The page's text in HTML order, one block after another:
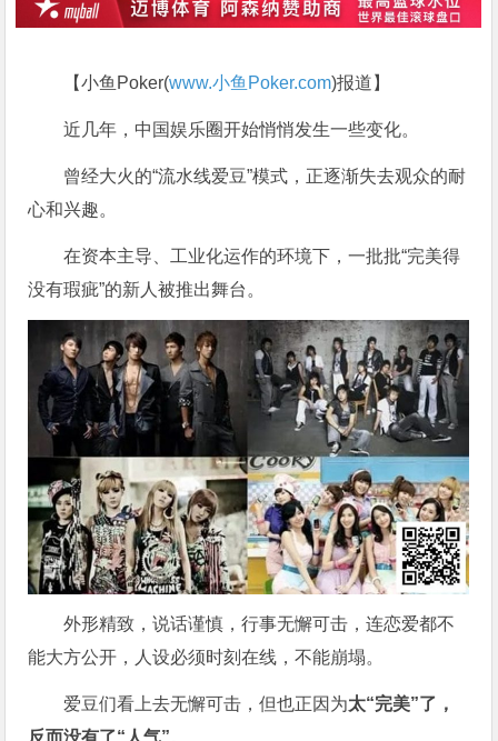
【小鱼Poker(www.小鱼Poker.com)报道】
近几年，中国娱乐圈开始悄悄发生一些变化。
曾经大火的“流水线爱豆”模式，正逐渐失去观众的耐
心和兴趣。
在资本主导、工业化运作的环境下，一批批“完美得
没有瑕疵”的新人被推出舞台。
外形精致，说话谨慎，行事无懈可击，连恋爱都不
能大方公开，人设必须时刻在线，不能崩塌。
爱豆们看上去无懈可击，但也正因为太“完美”了，